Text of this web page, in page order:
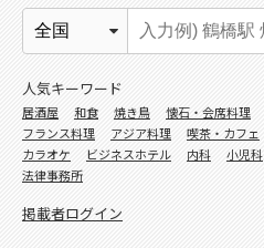
人気キーワード
居酒屋 和食 焼き鳥 懐石・会席料理
フランス料理
アジア料理 喫茶・カフェ
カラオケ
ビジネスホテル 内科 小児科
法律事務所
掲載者ログイン